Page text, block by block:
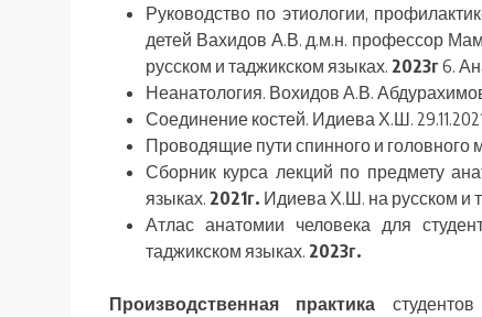
Руководство по этиологии,
детей Вахидов А.В. д.м.н. профессор
русском и таджикском языках. 2023г6.
Неанатология. Вохидов А.В.
Соединение костей. Идиева Х.Ш.
Проводящие пути спинного и головного
Сборник курса лекций по предмету
языках. 2021г. Идиева Х.Ш. на русском и
Атлас анатомии человека для
таджикском языках. 2023г.
Производственная практика